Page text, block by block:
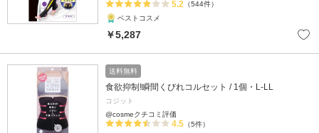
5.2
（544件）
ベストコスメ
￥5,287
送料無料
食欲抑制!瞬間くびれコルセット / 1個・L-LL
コジット
@cosmeクチコミ評価
4.5 （5件）